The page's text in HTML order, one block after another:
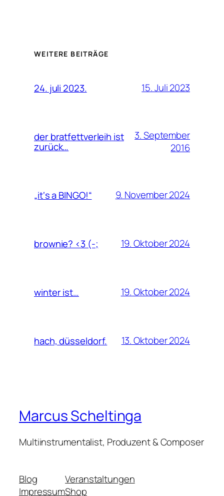
WEITERE BEITRÄGE
24. juli 2023. 15. Juli 2023
der bratfettverleih ist
zurück…
3. September
2016
„it‘s a BINGO!“ 9. November 2024
brownie? <3 (-; 19. Oktober 2024
winter ist… 19. Oktober 2024
hach, düsseldorf. 13. Oktober 2024
Marcus Scheltinga
Multiinstrumentalist, Produzent & Composer
Blog
Impressum
Veranstaltungen
Shop